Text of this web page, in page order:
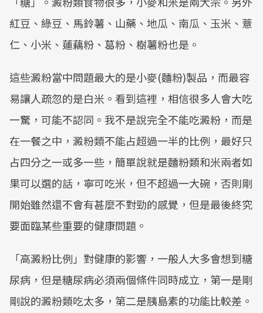
紅豆、綠豆、馬鈴薯、山藥、地瓜、南瓜、玉米、薏
仁、小米、蓮藕粉、葛粉、樹薯粉也是。
這些澱粉當中問題最大的是小麥(麵粉)製品，而最容
易讓人疏忽的是白米。看到這裡，相信很多人會大吃
一驚，可能不認同。我不是說完全不能吃澱粉，而是
在一餐之中，澱粉類不能占超過一半的比例，最好只
占四分之一或多一些，簡單說就是麵粉類和米兩者如
果可以選的話，寧可吃米，但不超過一大碗，否則剛
開始雖然還不會有甚麼不對勁的感覺，但是最後終究
要面臨某些重要的健康問題。
「高澱粉比例」對健康的影響，一般人大多會想到糖
尿病，但是糖尿病必須兩個條件同時成立，第一是剛
剛說的澱粉類吃太多，第二是胰島素的功能比較差。